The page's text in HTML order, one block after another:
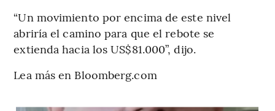
“Un movimiento por encima de este nivel
abriría el camino para que el rebote se
extienda hacia los US$81.000”, dijo.
Lea más en Bloomberg.com